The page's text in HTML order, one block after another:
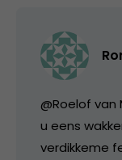
@Roelof
u eens
verdikkeme